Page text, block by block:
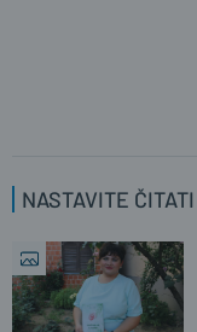
NASTAVITE ČITATI